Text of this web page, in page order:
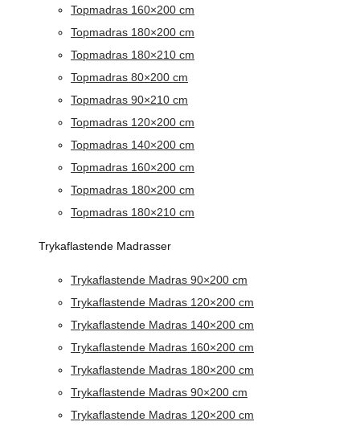
Topmadras 160×200 cm
Topmadras 180×200 cm
Topmadras 180×210 cm
Topmadras 80×200 cm
Topmadras 90×210 cm
Topmadras 120×200 cm
Topmadras 140×200 cm
Topmadras 160×200 cm
Topmadras 180×200 cm
Topmadras 180×210 cm
Trykaflastende Madrasser
Trykaflastende Madras 90×200 cm
Trykaflastende Madras 120×200 cm
Trykaflastende Madras 140×200 cm
Trykaflastende Madras 160×200 cm
Trykaflastende Madras 180×200 cm
Trykaflastende Madras 90×200 cm
Trykaflastende Madras 120×200 cm